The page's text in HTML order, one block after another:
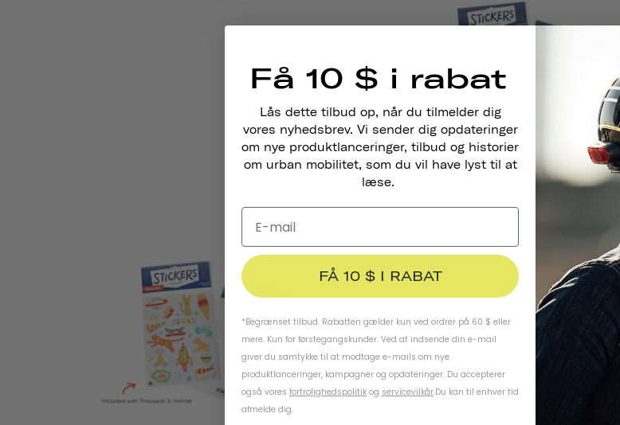
Thousand . Hjelmklistermærker
Få 10 $ i rabat
Lås dette tilbud op, når du tilmelder dig
vores nyhedsbrev. Vi sender dig opdateringer
om nye produktlanceringer, tilbud og historier
om urban mobilitet, som du vil have lyst til at
læse.
FÅ 10 $ I RABAT
*Begrænset tilbud. Rabatten gælder kun ved ordrer på 60 $ eller
mere. Kun for førstegangskunder. Ved at indsende din e-mail
giver du samtykke til at modtage e-mails om nye
produktlanceringer, kampagner og opdateringer. Du accepterer
også vores fortrolighedspolitik og servicevilkår.Du kan til enhver tid
afmelde dig.